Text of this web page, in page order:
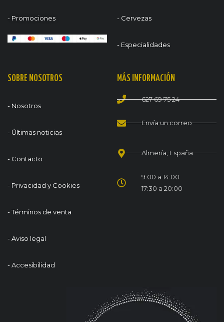
- Promociones - Cervezas
- Especialidades
SOBRE NOSOTROS
- Nosotros
- Últimas noticias
- Contacto
- Privacidad y Cookies
- Términos de venta
- Aviso legal
- Accesibilidad
MÁS INFORMACIÓN
627 69 75 24
Envía un correo
Almería, España
9:00 a 14:00
17:30 a 20:00